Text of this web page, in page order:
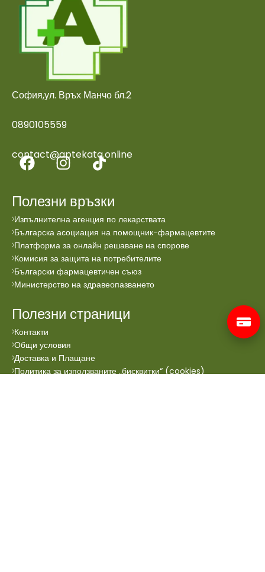
София,ул. Връх Манчо бл.2
0890105559
contact@aptekata.online
Полезни връзки
Изпълнителна агенция по лекарствата
Българска асоциация на помощник-фармацевтите
Платформа за онлайн решаване на спорове
Комисия за защита на потребителите
Български фармацевтичен съюз
Министерство на здравеопазването
Полезни страници
Контакти
Общи условия
Доставка и Плащане
Политика за използваните „бисквитки“ (cookies)